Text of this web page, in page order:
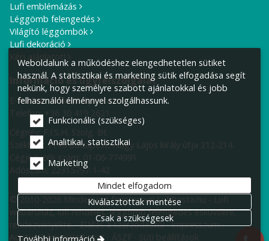
Lufi emblémázás
Léggömb felengedés
Világító léggömbök
Lufi dekoráció
Kérj ajánlatot!
Információ és ügyfélszolgálat
E-mail cím:info@lufiposta.hu
Telefon:+36 30 419 2621
Cégnév: F.I.S.H. Szolg. Bt.
Székhely: 1149 Budapest, Nagy Lajos király útja 212-214.
Cégjegyzék szám: 01-06-774991
Adószám: 22315797-1-42
© 2010-2026 Minden jog fenntartva! LufiPosta.hu - Lufi
webáruház, lufi rendelés, léggömb felengedés esküvőkre,
rendezvényekre. Elállás a szerződéstől Impresszum
Adatvédelmi nyilatkozat
ÁSZF Süti beállítások
Weboldalunk a működéshez elengedhetetlen sütiket
használ. A statisztikai és marketing sütik elfogadása segít
nekünk, hogy személyre szabott ajánlatokkal és jobb
felhasználói élménnyel szolgálhassunk.
Funkcionális (szükséges)
Analitikai, statisztikai
Marketing
Mindet elfogadom
Kiválasztottak mentése
Csak a szükségesek